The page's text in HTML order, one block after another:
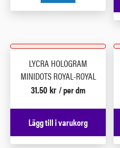
LYCRA HOLOGRAM
MINIDOTS ROYAL-ROYAL
31.50 kr / per dm
Lägg till i varukorg